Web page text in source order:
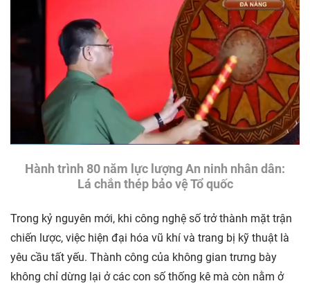
Hành trình 80 năm lực lượng An ninh nhân dân:
Lá chắn thép bảo vệ Tổ quốc
Trong kỷ nguyên mới, khi công nghệ số trở thành mặt trận
chiến lược, việc hiện đại hóa vũ khí và trang bị kỹ thuật là
yêu cầu tất yếu. Thành công của không gian trưng bày
không chỉ dừng lại ở các con số thống kê mà còn nằm ở